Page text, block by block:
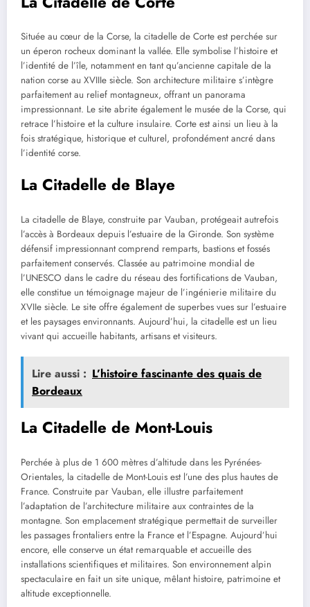
Située au cœur de la Corse, la citadelle de Corte est perchée sur
un éperon rocheux dominant la vallée. Elle symbolise l’histoire et
l’identité de l’île, notamment en tant qu’ancienne capitale de la
nation corse au XVIIIe siècle. Son architecture militaire s’intègre
parfaitement au relief montagneux, offrant un panorama
impressionnant. Le site abrite également le musée de la Corse, qui
retrace l’histoire et la culture insulaire. Corte est ainsi un lieu à la
fois stratégique, historique et culturel, profondément ancré dans
l’identité corse.
La Citadelle de Blaye
La citadelle de Blaye, construite par Vauban, protégeait autrefois
l’accès à Bordeaux depuis l’estuaire de la Gironde. Son système
défensif impressionnant comprend remparts, bastions et fossés
parfaitement conservés. Classée au patrimoine mondial de
l’UNESCO dans le cadre du réseau des fortifications de Vauban,
elle constitue un témoignage majeur de l’ingénierie militaire du
XVIIe siècle. Le site offre également de superbes vues sur l’estuaire
et les paysages environnants. Aujourd’hui, la citadelle est un lieu
vivant qui accueille habitants, artisans et visiteurs.
Lire aussi : L’histoire fascinante des quais de
Bordeaux
La Citadelle de Mont-Louis
Perchée à plus de 1 600 mètres d’altitude dans les Pyrénées-
Orientales, la citadelle de Mont-Louis est l’une des plus hautes de
France. Construite par Vauban, elle illustre parfaitement
l’adaptation de l’architecture militaire aux contraintes de la
montagne. Son emplacement stratégique permettait de surveiller
les passages frontaliers entre la France et l’Espagne. Aujourd’hui
encore, elle conserve un état remarquable et accueille des
installations scientifiques et militaires. Son environnement alpin
spectaculaire en fait un site unique, mêlant histoire, patrimoine et
altitude exceptionnelle.